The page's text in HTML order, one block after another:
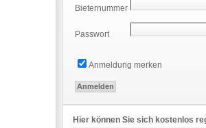
Bieternummer
Passwort
Anmeldung merken
Hier können Sie sich kostenlos